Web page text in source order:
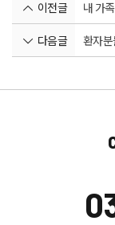
이전글 내 가
다음글 환자분